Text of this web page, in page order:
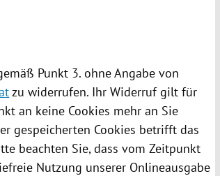
Punkt 3. ohne Angabe von
zu widerrufen. Ihr Widerruf gilt für
an keine Cookies mehr an Sie
gespeicherten Cookies betrifft das
beachten Sie, dass vom Zeitpunkt
Nutzung unserer Onlineausgabe